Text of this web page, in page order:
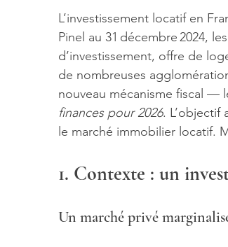
L’investissement locatif en
Pinel au 31 décembre 2024,
d’investissement, offre de
de nombreuses
nouveau mécanisme fiscal —
finances pour 2026. L’objectif
le marché immobilier locatif.
1. Contexte : un
Un marché privé